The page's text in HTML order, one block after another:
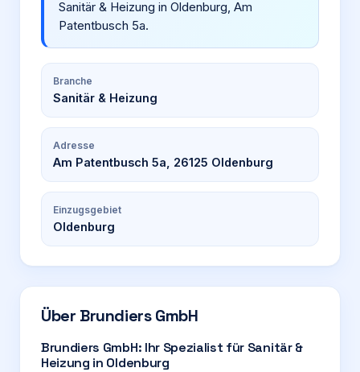
Sanitär & Heizung in Oldenburg, Am
Patentbusch 5a.
Branche
Sanitär & Heizung
Adresse
Am Patentbusch 5a, 26125 Oldenburg
Einzugsgebiet
Oldenburg
Über Brundiers GmbH
Brundiers GmbH: Ihr Spezialist für Sanitär &
Heizung in Oldenburg